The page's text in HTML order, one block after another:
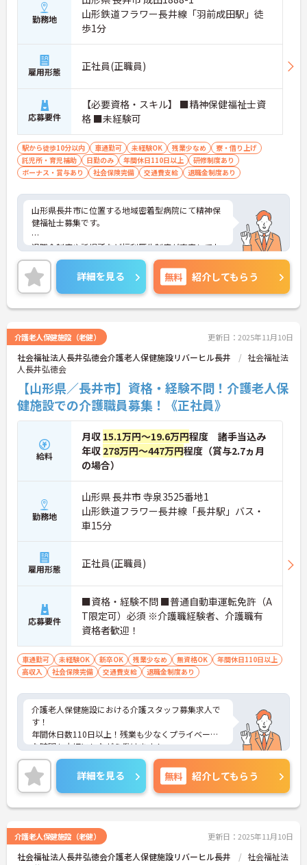
勤務地
山形鉄道フラワー長井線「羽前成田駅」徒
歩1分
雇用形態 正社員(正職員)
応募要件
【必要資格・スキル】 ■精神保健福祉士資
格 ■未経験可
駅から徒歩10分以内 車通勤可 未経験OK 残業少なめ
寮・借り上げ
託児所・育児補助
日勤のみ 年間休日110日以上
研修制度あり
ボーナス・賞与あり
社会保険完備 交通費支給 退職金制度あり
山形県長井市に位置する地域密着型病院にて精神保
健福祉士募集です。
退職金制度や託児所など福利厚生制度が充実してお
り、長く働きやすい環境です。
ご興味のある方には、面接対策ポイントなど、さら
に詳細をお話いたしますので、お気軽にご相談くだ
さい。
詳細を見る 無料 紹介してもらう
介護老人保健施設（老健） 更新日：2025年11月10日
社会福祉法人長井弘徳会介護老人保健施設リバーヒル長井
社会福祉法
人長井弘徳会
【山形県／長井市】資格・経験不問！介護老人保
健施設での介護職員募集！《正社員》
給料
月収 15.1万円～19.6万円程度 諸手当込み
年収 278万円～447万円程度（賞与2.7ヵ月
の場合）
勤務地
山形県 長井市 寺泉3525番地1
山形鉄道フラワー長井線「長井駅」バス・
車15分
雇用形態 正社員(正職員)
応募要件
■資格・経験不問 ■普通自動車運転免許（A
T限定可）必須 ※介護職経験者、介護職有
資格者歓迎！
車通勤可 未経験OK 新卒OK 残業少なめ 無資格OK
年間休日110日以上
高収入
社会保険完備 交通費支給 退職金制度あり
介護老人保健施設における介護スタッフ募集求人で
す！
年間休日数110日以上！残業も少なくプライベート
な時間も大切にしながら働けます！
ご興味ある方には、面接のポイントなど、さらに詳
細をお話致しますのでお気軽にご相談ください。
詳細を見る 無料 紹介してもらう
介護老人保健施設（老健） 更新日：2025年11月10日
社会福祉法人長井弘徳会介護老人保健施設リバーヒル長井
社会福祉法